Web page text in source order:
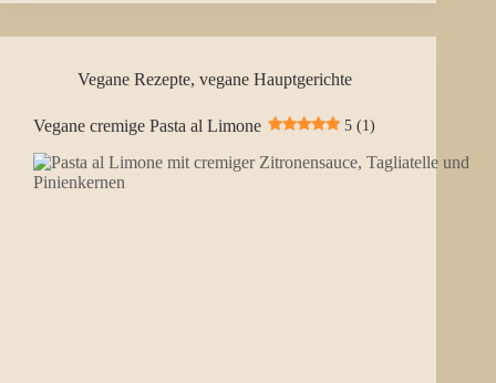
Vegane Rezepte, vegane Hauptgerichte
Vegane cremige Pasta al Limone 5 (1)